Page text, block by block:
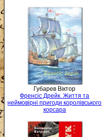
Губарев Віктор
Френсіс Дрейк. Життя та
неймовірні пригоди королівського
корсара